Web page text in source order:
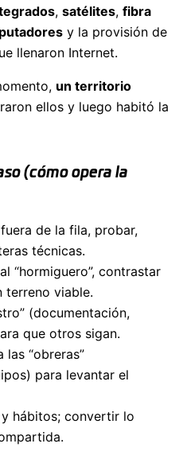
, satélites, fibra
y la provisión de
llenaron Internet.
un territorio
ellos y luego habitó la
(cómo opera la
de la fila, probar,
técnicas.
“hormiguero”, contrastar
terreno viable.
(documentación,
que otros sigan.
las “obreras”
para levantar el
hábitos; convertir lo